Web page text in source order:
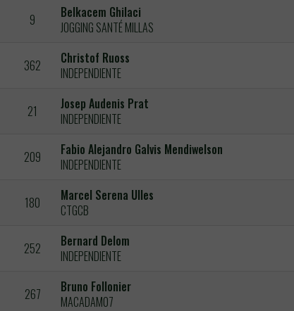
9
Belkacem Ghilaci
JOGGING SANTÉ MILLAS
362
Christof Ruoss
INDEPENDIENTE
21
Josep Audenis Prat
INDEPENDIENTE
209
Fabio Alejandro Galvis Mendiwelson
INDEPENDIENTE
180
Marcel Serena Ulles
CTGCB
252
Bernard Delom
INDEPENDIENTE
267
Bruno Follonier
MACADAM07